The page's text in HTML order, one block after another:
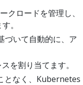
ロードを管理し、
。
づいて自動的に、ア
を割り当てます。
となく、Kubernetes